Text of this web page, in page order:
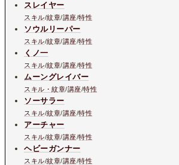
スレイヤー
スキル/紋章/講座/特性
ソウルリーパー
スキル/紋章/講座/特性
くノ一
スキル/紋章/講座/特性
ムーングレイバー
スキル・紋章/講座/特性
ソーサラー
スキル/紋章/講座/特性
アーチャー
スキル/紋章/講座/特性
ヘビーガンナー
スキル/紋章/講座/特性